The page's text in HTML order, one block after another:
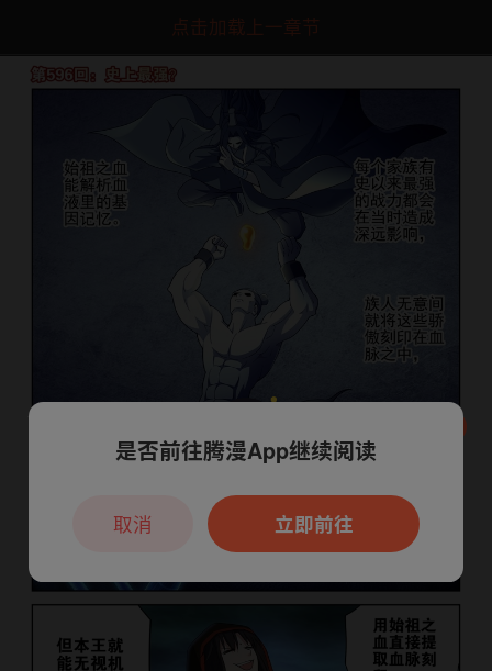
点击加载上一章节
本章节仅支持App阅读，可打开App新用
户7天免费看
是否前往腾漫App继续阅读
立即前往
取消